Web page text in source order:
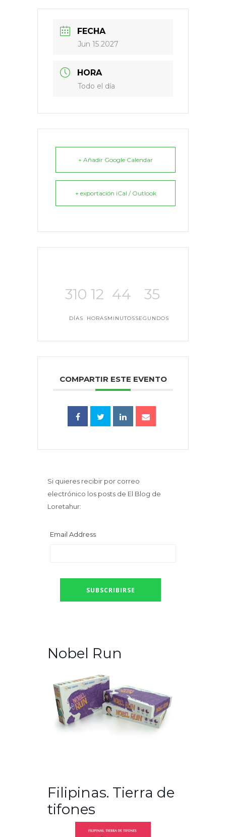
FECHA
Jun 15 2027
HORA
Todo el día
+ Añadir Google Calendar
+ exportación iCal / Outlook
310
DÍAS
12
HORAS
44
MINUTOS
35
SEGUNDOS
COMPARTIR ESTE EVENTO
Si quieres recibir por correo
electrónico los posts de El Blog de
Loretahur:
Email Address
Nobel Run
Filipinas. Tierra de
tifones